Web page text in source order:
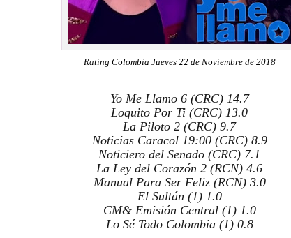
Rating Colombia Jueves 22 de Noviembre de 2018
Yo Me Llamo 6 (CRC) 14.7
Loquito Por Ti (CRC) 13.0
La Piloto 2 (CRC) 9.7
Noticias Caracol 19:00 (CRC) 8.9
Noticiero del Senado (CRC) 7.1
La Ley del Corazón 2 (RCN) 4.6
Manual Para Ser Feliz (RCN) 3.0
El Sultán (1) 1.0
CM& Emisión Central (1) 1.0
Lo Sé Todo Colombia (1) 0.8